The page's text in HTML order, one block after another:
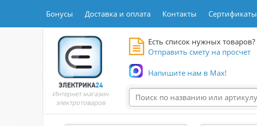
Бонусы Доставка и оплата Контакты Сертификаты
Интернет магазин
электротоваров
Есть список нужных товаров?
Отправить смету на просчет
Напишите нам в Max!